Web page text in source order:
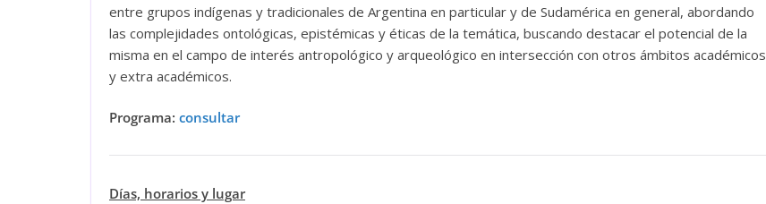
entre grupos indígenas y tradicionales de Argentina en particular y de Sudamérica en general, abordando
las complejidades ontológicas, epistémicas y éticas de la temática, buscando destacar el potencial de la
misma en el campo de interés antropológico y arqueológico en intersección con otros ámbitos académicos
y extra académicos.
Programa: consultar
Días, horarios y lugar